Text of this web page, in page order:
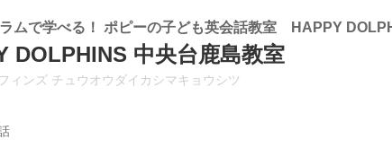
ムで学べる！ ポピーの子ども英会話教室 HAPPY
DOLPHINS 中央台鹿島教室
ィンズ チュウオウダイカシマキョウシツ